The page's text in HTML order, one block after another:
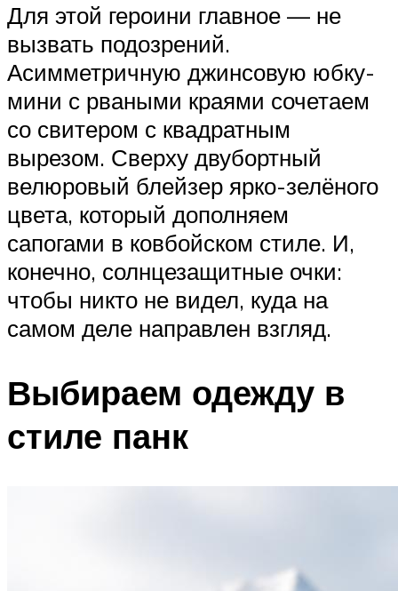
Для этой героини главное — не
вызвать подозрений.
Асимметричную джинсовую юбку-
мини с рваными краями сочетаем
со свитером с квадратным
вырезом. Сверху двубортный
велюровый блейзер ярко-зелёного
цвета, который дополняем
сапогами в ковбойском стиле. И,
конечно, солнцезащитные очки:
чтобы никто не видел, куда на
самом деле направлен взгляд.
Выбираем одежду в
стиле панк